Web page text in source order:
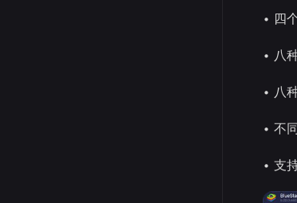
• 四
• 八
• 八
• 不
• 支